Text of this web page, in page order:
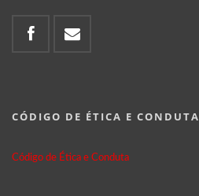
CÓDIGO DE ÉTICA E CONDUTA
Código de Ética e Conduta